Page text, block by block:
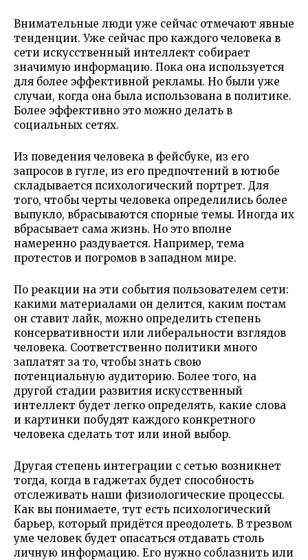
Внимательные люди уже сейчас отмечают явные
тенденции. Уже сейчас про каждого человека в
сети искусственный интеллект собирает
значимую информацию. Пока она используется
для более эффективной рекламы. Но были уже
случаи, когда она была использована в политике.
Более эффективно это можно делать в
социальных сетях.
Из поведения человека в фейсбуке, из его
запросов в гугле, из его предпочтений в ютюбе
складывается психологический портрет. Для
того, чтобы черты человека определились более
выпукло, вбрасываются спорные темы. Иногда их
вбрасывает сама жизнь. Но это вполне
намеренно раздувается. Например, тема
протестов и погромов в западном мире.
По реакции на эти события пользователем сети:
какими материалами он делится, каким постам
он ставит лайк, можно определить степень
консервативности или либеральности взглядов
человека. Соответственно политики много
заплатят за то, чтобы знать свою
потенциальную аудиторию. Более того, на
другой стадии развития искусственный
интеллект будет легко определять, какие слова
и картинки побудят каждого конкретного
человека сделать тот или иной выбор.
Другая степень интеграции с сетью возникнет
тогда, когда в гаджетах будет способность
отслеживать наши физиологические процессы.
Как вы понимаете, тут есть психологический
барьер, который придётся преодолеть. В трезвом
уме человек будет опасаться отдавать столь
личную информацию. Его нужно соблазнить или